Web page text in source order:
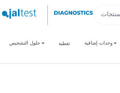
حلول التشخيص تغطية وحدات إضافية